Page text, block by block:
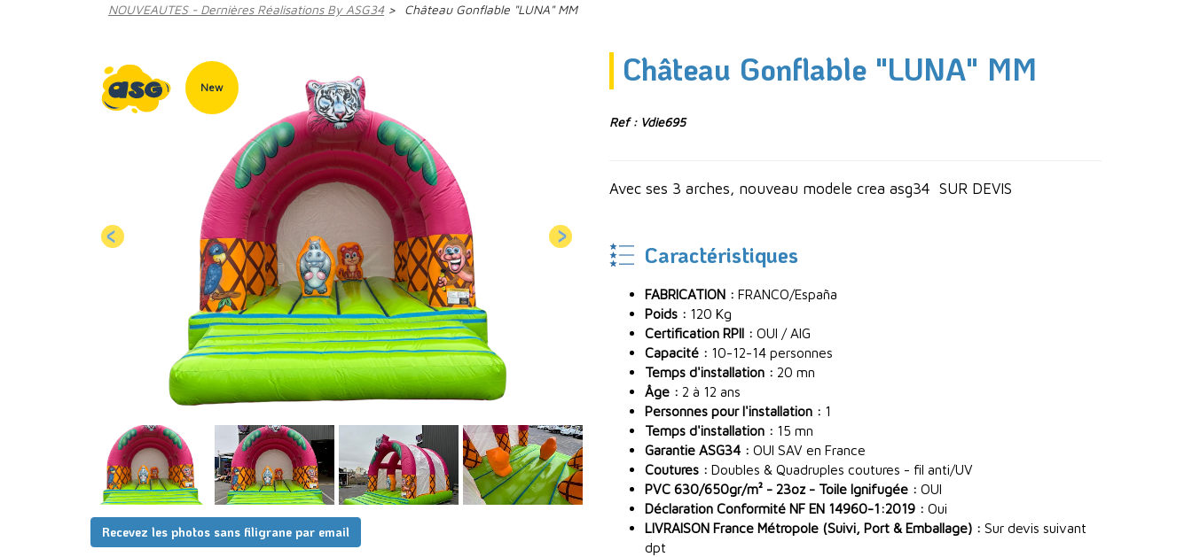
NOUVEAUTES - Dernières Réalisations By ASG34
Château Gonflable "LUNA" MM
Recevez les photos sans filigrane par email
New Château Gonflable "LUNA" MM
Ref : Vdie695
Avec ses 3 arches, nouveau modele crea asg34 SUR DEVIS
Caractéristiques
FABRICATION : FRANCO/España
Poids : 120 Kg
Certification RPII : OUI / AIG
Capacité : 10-12-14 personnes
Temps d'installation : 20 mn
Âge : 2 à 12 ans
Personnes pour l'installation : 1
Temps d'installation : 15 mn
Garantie ASG34 : OUI SAV en France
Coutures : Doubles & Quadruples coutures - fil anti/UV
PVC 630/650gr/m² - 23oz - Toile Ignifugée : OUI
Déclaration Conformité NF EN 14960-1:2019 : Oui
LIVRAISON France Métropole (Suivi, Port & Emballage) : Sur devis suivant
dpt